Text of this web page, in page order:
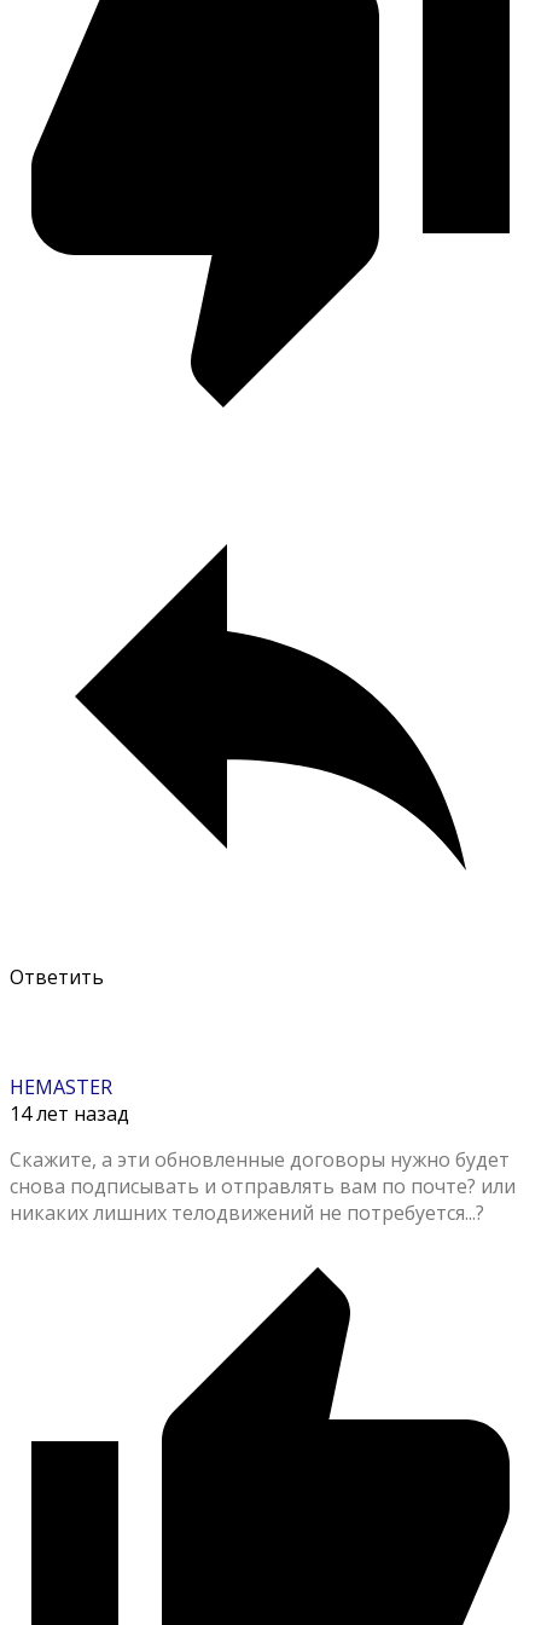
Ответить
HEMASTER
14 лет назад
Скажите, а эти обновленные договоры нужно будет
снова подписывать и отправлять вам по почте? или
никаких лишних телодвижений не потребуется...?